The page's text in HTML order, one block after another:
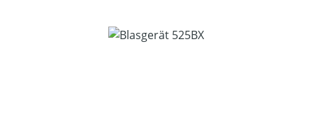
Bildergalerie überspringen